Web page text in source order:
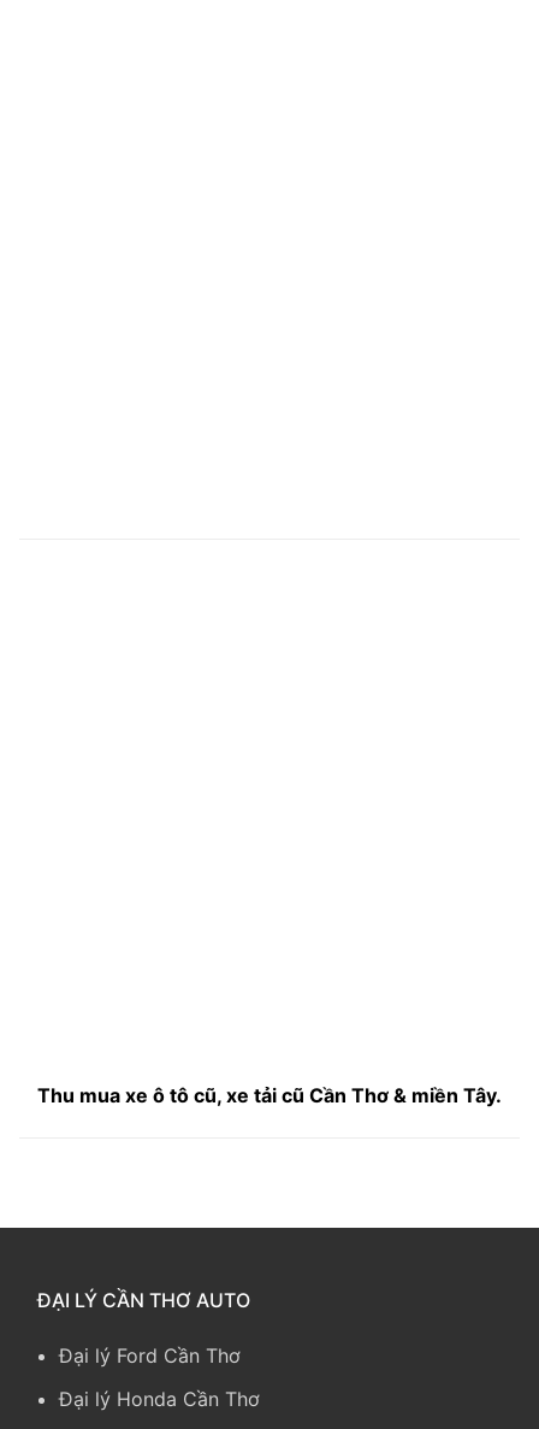
Thu mua xe ô tô cũ, xe tải cũ Cần Thơ & miền Tây.
ĐẠI LÝ CẦN THƠ AUTO
Đại lý Ford Cần Thơ
Đại lý Honda Cần Thơ